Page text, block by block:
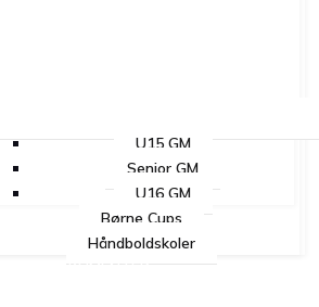
U15 GM
Senior GM
U16 GM
Børne Cups
Håndboldskoler
DOKUMENTER